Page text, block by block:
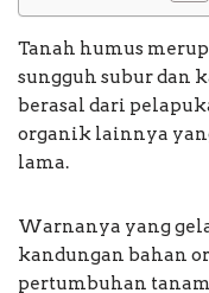
Tanah humus
sungguh subur dan
berasal dari
organik lainnya
lama.
Warnanya yang
kandungan bahan
pertumbuhan